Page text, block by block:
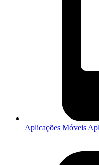
Aplicações Móveis